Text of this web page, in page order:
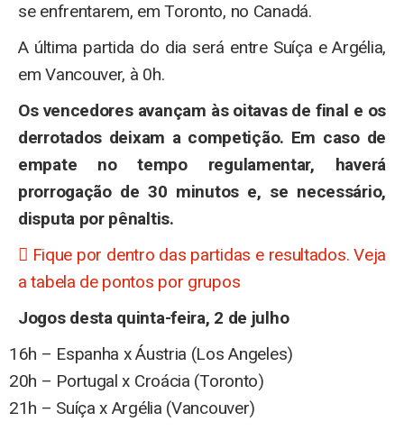
se enfrentarem, em Toronto, no Canadá.
A última partida do dia será entre Suíça e Argélia,
em Vancouver, à 0h.
Os vencedores avançam às oitavas de final e os
derrotados deixam a competição. Em caso de
empate no tempo regulamentar, haverá
prorrogação de 30 minutos e, se necessário,
disputa por pênaltis.
 Fique por dentro das partidas e resultados. Veja
a tabela de pontos por grupos
Jogos desta quinta-feira, 2 de julho
16h – Espanha x Áustria (Los Angeles)
20h – Portugal x Croácia (Toronto)
21h – Suíça x Argélia (Vancouver)